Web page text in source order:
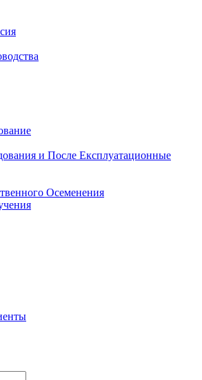
и После Експлуатационные
Осеменения